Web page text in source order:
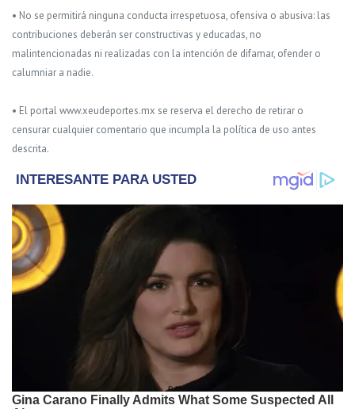
• No se permitirá ninguna conducta irrespetuosa, ofensiva o abusiva: las
contribuciones deberán ser constructivas y educadas, no
malintencionadas ni realizadas con la intención de difamar, ofender o
calumniar a nadie.
• El portal www.xeudeportes.mx se reserva el derecho de retirar o
censurar cualquier comentario que incumpla la política de uso antes
descrita.